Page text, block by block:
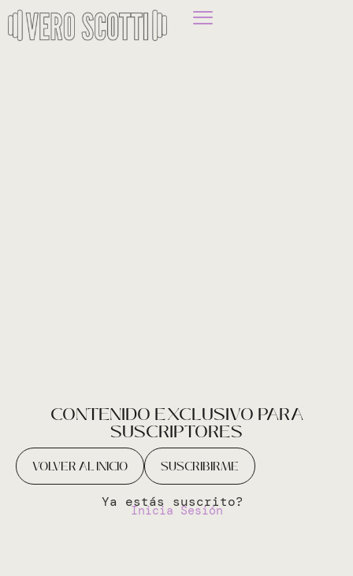
CONTENIDO EXCLUSIVO PARA
SUSCRIPTORES
VOLVER AL INICIO SUSCRIBIRME
Ya estás suscrito?
Inicia Sesión